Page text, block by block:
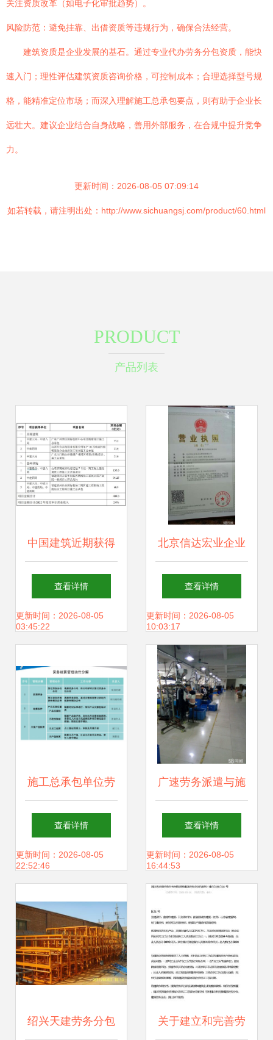
关注资质改革（如电子化审批趋势）。
风险防范：避免挂靠、出借资质等违规行为，确保合法经营。
建筑资质是企业发展的基石。通过专业代办劳务分包资质，能快
速入门；理性评估建筑资质咨询价格，可控制成本；合理选择型号规
格，能精准定位市场；而深入理解施工总承包要点，则有助于企业长
远壮大。建议企业结合自身战略，善用外部服务，在合规中提升竞争
力。
更新时间：2026-08-05 07:09:14
如若转载，请注明出处：http://www.sichuangsj.com/product/60.html
PRODUCT
产品列表
中国建筑近期获得
合计409亿元重大
项目，劳务分包市
查看详情
更新时间：2026-08-05
03:45:22
北京信达宏业企业
管理在施工总承包
中的实践与优势
查看详情
更新时间：2026-08-05
10:03:17
施工总承包单位劳
务结算资料编制与
管理指南
查看详情
更新时间：2026-08-05
22:52:46
广速劳务派遣与施
工总承包 强强联手
打造建筑行业新业
态
查看详情
更新时间：2026-08-05
16:44:53
绍兴天建劳务分包 关于建立和完善劳